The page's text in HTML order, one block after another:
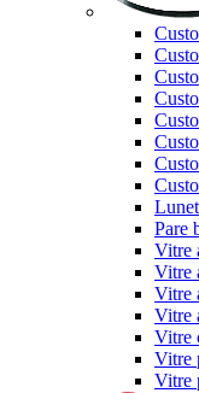
Pare
Vitre
Vitre
Vitre
Vitre
Vitre
Vitre
Vitre